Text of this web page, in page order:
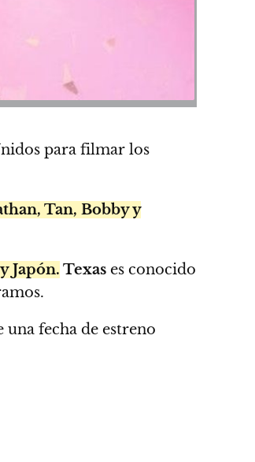
para filmar los
Tan, Bobby y
Japón. Texas es conocido
fecha de estreno